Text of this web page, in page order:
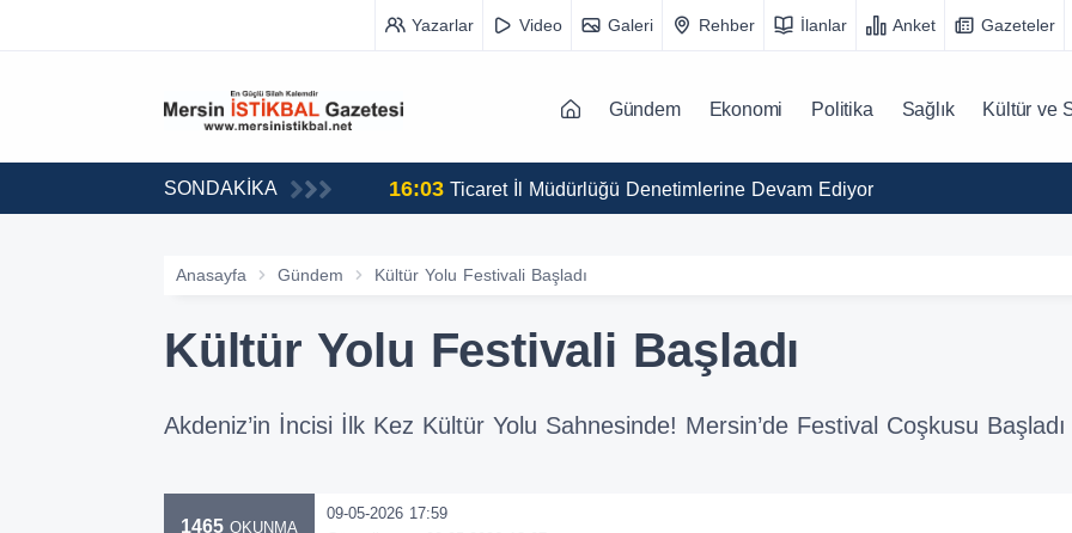
Yazarlar Video Galeri Rehber İlanlar Anket Gazeteler
Gündem Ekonomi Politika Sağlık Kültür ve
SONDAKİKA 16:03 Ticaret İl Müdürlüğü Denetimlerine Devam Ediyor
Anasayfa Gündem Kültür Yolu Festivali Başladı
Kültür Yolu Festivali Başladı
Akdeniz’in İncisi İlk Kez Kültür Yolu Sahnesinde! Mersin’de Festival Coşkusu Başladı
1465 OKUNMA
09-05-2026 17:59